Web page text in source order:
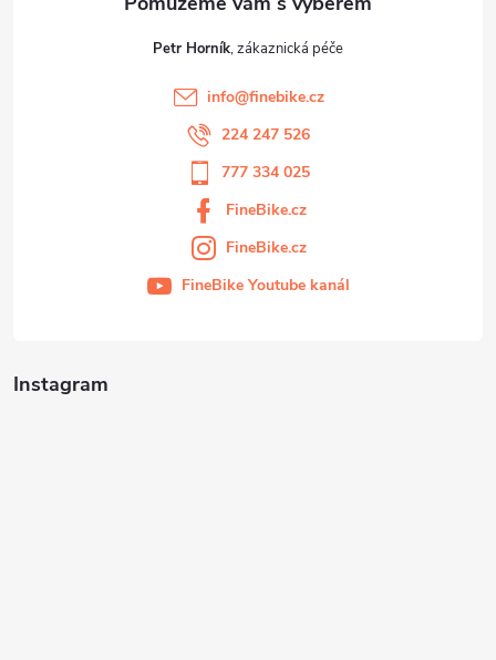
Instagram
Petr Horník
info@finebike.cz
224 247 526
777 334 025
FineBike.cz
FineBike.cz
FineBike Youtube kanál